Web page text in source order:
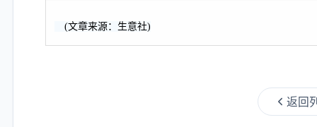
(文章来源：生意社)
返回